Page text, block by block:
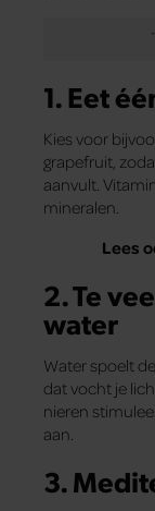
1. Eet
Kies voor
grapefruit,
aanvult.
mineralen.
Lees
2. Te
water
Water spoelt
dat vocht je
nieren
aan.
3.